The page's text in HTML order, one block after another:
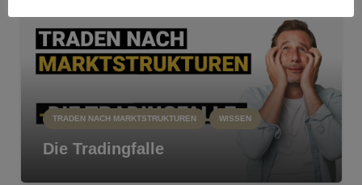
TRADEN NACH MARKTSTRUKTUREN WISSEN
Die Tradingfalle